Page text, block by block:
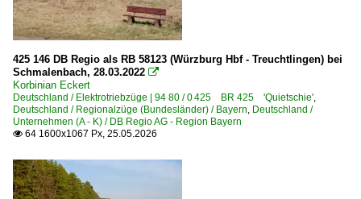
425 146 DB Regio als RB 58123 (Würzburg Hbf - Treuchtlingen) bei
Schmalenbach, 28.03.2022 
Korbinian Eckert
Deutschland / Elektrotriebzüge | 94 80 / 0 425 BR 425 'Quietschie',
Deutschland / Regionalzüge (Bundesländer) / Bayern, Deutschland /
Unternehmen (A - K) / DB Regio AG - Region Bayern
 64 1600x1067 Px, 25.05.2026